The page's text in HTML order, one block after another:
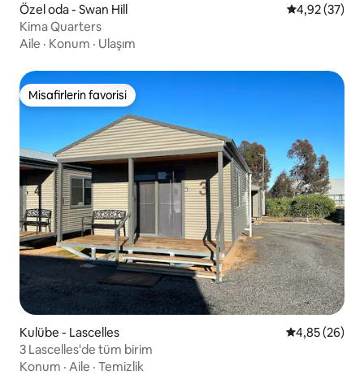
Özel oda - Swan Hill 5 üzerinden
4,92 (37)
Kima Quarters
Aile · Konum · Ulaşım
Misafirlerin favorisi
Misafirlerin favorisi
Kulübe - Lascelles 5 üzerinden
4,85 (26)
3 Lascelles'de tüm birim
Konum · Aile · Temizlik